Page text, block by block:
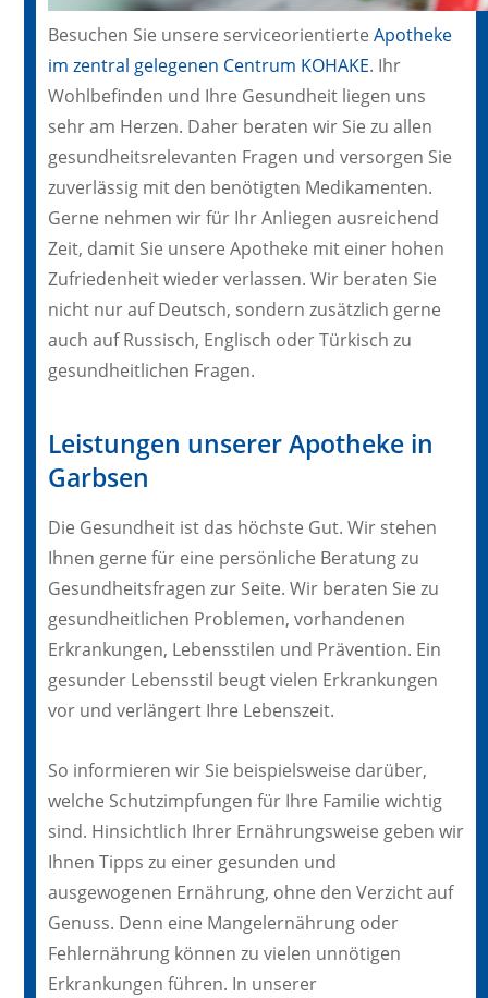
Besuchen Sie unsere serviceorientierte Apotheke
im zentral gelegenen Centrum KOHAKE. Ihr
Wohlbefinden und Ihre Gesundheit liegen uns
sehr am Herzen. Daher beraten wir Sie zu allen
gesundheitsrelevanten Fragen und versorgen Sie
zuverlässig mit den benötigten Medikamenten.
Gerne nehmen wir für Ihr Anliegen ausreichend
Zeit, damit Sie unsere Apotheke mit einer hohen
Zufriedenheit wieder verlassen. Wir beraten Sie
nicht nur auf Deutsch, sondern zusätzlich gerne
auch auf Russisch, Englisch oder Türkisch zu
gesundheitlichen Fragen.
Leistungen unserer Apotheke in
Garbsen
Die Gesundheit ist das höchste Gut. Wir stehen
Ihnen gerne für eine persönliche Beratung zu
Gesundheitsfragen zur Seite. Wir beraten Sie zu
gesundheitlichen Problemen, vorhandenen
Erkrankungen, Lebensstilen und Prävention. Ein
gesunder Lebensstil beugt vielen Erkrankungen
vor und verlängert Ihre Lebenszeit.
So informieren wir Sie beispielsweise darüber,
welche Schutzimpfungen für Ihre Familie wichtig
sind. Hinsichtlich Ihrer Ernährungsweise geben wir
Ihnen Tipps zu einer gesunden und
ausgewogenen Ernährung, ohne den Verzicht auf
Genuss. Denn eine Mangelernährung oder
Fehlernährung können zu vielen unnötigen
Erkrankungen führen. In unserer